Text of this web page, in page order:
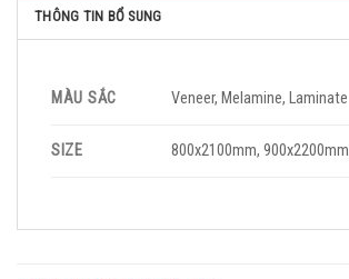
THÔNG TIN BỔ SUNG
MÀU SẮC Veneer, Melamine, Laminate
SIZE 800x2100mm, 900x2200mm